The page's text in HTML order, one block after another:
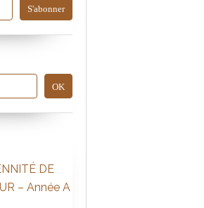
DE
– Année A